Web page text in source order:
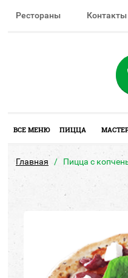
Рестораны Контакты
ВСЕ МЕНЮ ПИЦЦА
Главная Пицца с